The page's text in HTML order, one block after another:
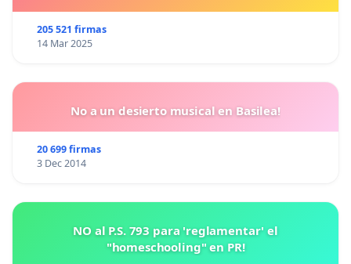
205 521 firmas
14 Mar 2025
No a un desierto musical en Basilea!
20 699 firmas
3 Dec 2014
NO al P.S. 793 para 'reglamentar' el
"homeschooling" en PR!